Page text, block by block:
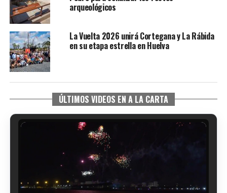
arqueológicos
La Vuelta 2026 unirá Cortegana y La Rábida
en su etapa estrella en Huelva
ÚLTIMOS VIDEOS EN A LA CARTA